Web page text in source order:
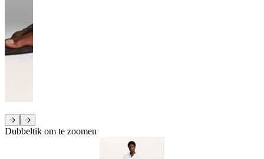
Dubbeltik om te zoomen